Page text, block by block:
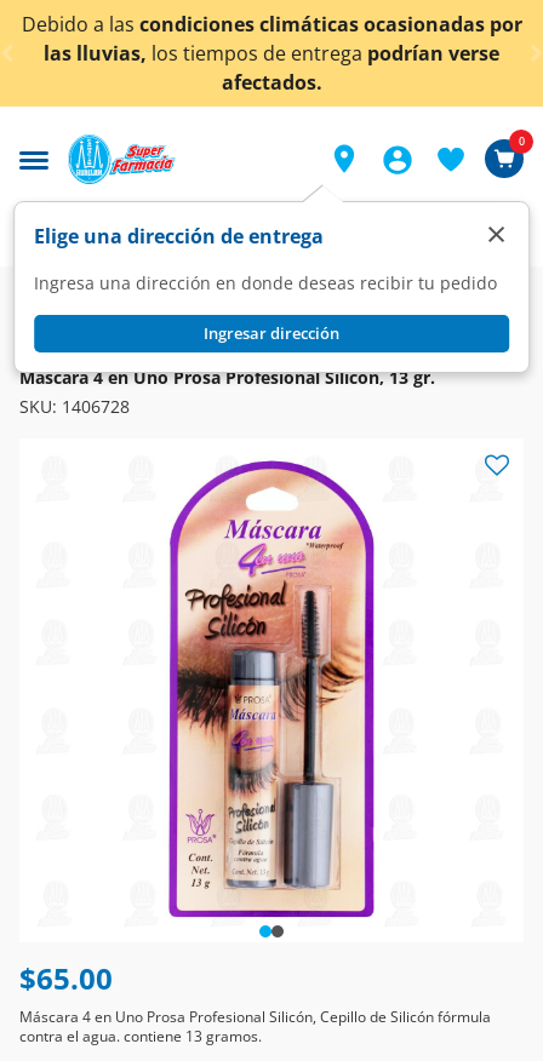
< div class="carousel-inner">
climáticas ocasionadas por
de entregapodrían verse
¡Ahora también en
Elige una dirección de entrega
Ingresa una dirección en donde deseas recibir tu pedido
Ingresar dirección
×
0
Super Higiene y Belleza
Cosméticos
Máscaras para Pestañas
PROSA
Máscara 4 en Uno Prosa Profesional Silicón, 13 gr.
SKU: 1406728
$65.00
Máscara 4 en Uno Prosa Profesional Silicón, Cepillo de Silicón fórmula
contra el agua. contiene 13 gramos.